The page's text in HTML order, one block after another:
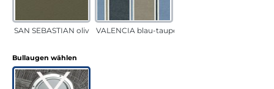
SAN SEBASTIAN oliv VALENCIA blau-taupe
Bullaugen wählen